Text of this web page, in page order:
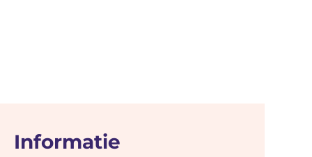
Informatie